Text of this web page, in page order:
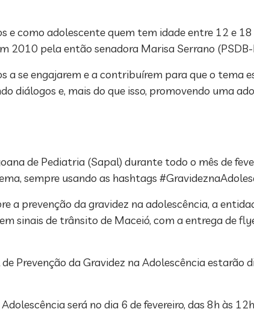
e como adolescente quem tem idade entre 12 e 18
2010 pela então senadora Marisa Serrano (PSDB-
a se engajarem e a contribuírem para que o tema
diálogos e, mais do que isso, promovendo uma
de Pediatria (Sapal) durante todo o mês de
sempre usando as hashtags
a prevenção da gravidez na adolescência, a
sinais de trânsito de Maceió, com a entrega de
Prevenção da Gravidez na Adolescência estarão
será no dia 6 de fevereiro, das 8h às